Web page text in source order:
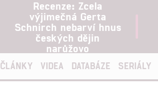
Recenze: Zcela
výjimečná Gerta
Schnirch nebarví hnus
českých dějin
narůžovo
ČLÁNKY VIDEA DATABÁZE SERIÁLY